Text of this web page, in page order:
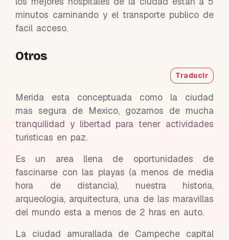
minutos caminando y el transporte publico de
facil acceso.
Otros
Traducir
Merida esta conceptuada como la ciudad
mas segura de Mexico, gozamos de mucha
tranquilidad y libertad para tener actividades
turisticas en paz.
Es un area llena de oportunidades de
fascinarse con las playas (a menos de media
hora de distancia), nuestra historia,
arqueologia, arquitectura, una de las maravillas
del mundo esta a menos de 2 hras en auto.
La ciudad amurallada de Campeche capital